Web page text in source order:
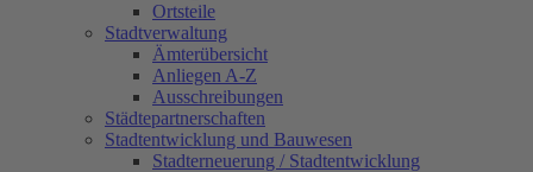
Ortsteile
Stadtverwaltung
Ämterübersicht
Anliegen A-Z
Ausschreibungen
Städtepartnerschaften
Stadtentwicklung und Bauwesen
Stadterneuerung / Stadtentwicklung